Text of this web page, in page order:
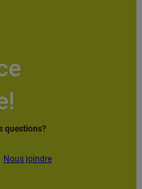
questions?
Nous joindre